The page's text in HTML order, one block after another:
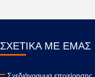
ΣΧΕΤΙΚΆ ΜΕ ΕΜΆΣ